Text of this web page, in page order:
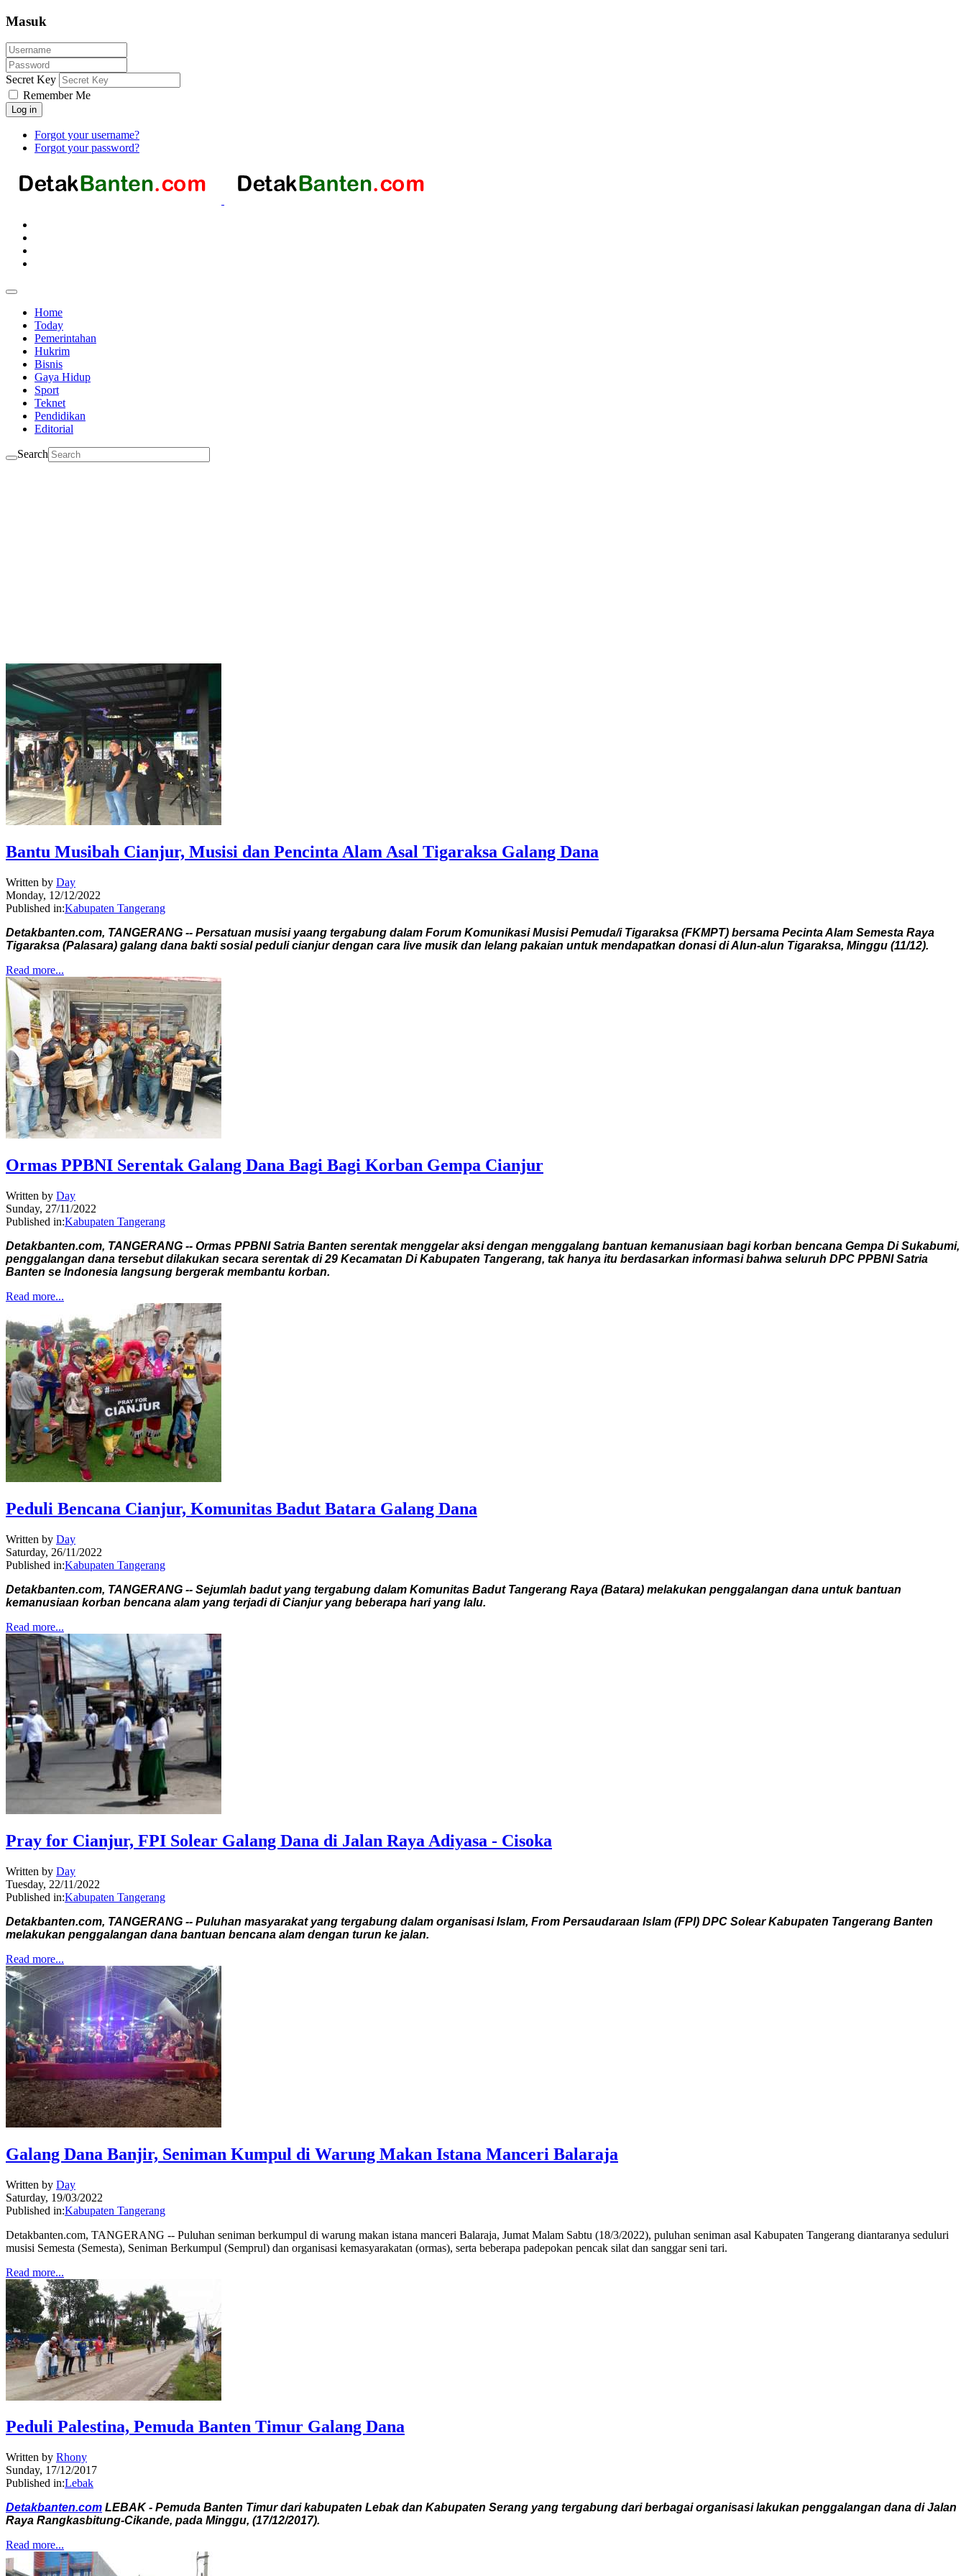
Masuk
Secret Key
Remember Me
Log in
Forgot your username?
Forgot your password?
Home
Today
Pemerintahan
Hukrim
Bisnis
Gaya Hidup
Sport
Teknet
Pendidikan
Editorial
Search
Bantu Musibah Cianjur, Musisi dan Pencinta Alam Asal Tigaraksa Galang Dana
Written by Day
Monday, 12/12/2022
Published in:Kabupaten Tangerang
Detakbanten.com, TANGERANG -- Persatuan musisi yaang tergabung dalam Forum Komunikasi Musisi Pemuda/i Tigaraksa (FKMPT) bersama Pecinta Alam Semesta Raya
Tigaraksa (Palasara) galang dana bakti sosial peduli cianjur dengan cara live musik dan lelang pakaian untuk mendapatkan donasi di Alun-alun Tigaraksa, Minggu (11/12).
Read more...
Ormas PPBNI Serentak Galang Dana Bagi Bagi Korban Gempa Cianjur
Written by Day
Sunday, 27/11/2022
Published in:Kabupaten Tangerang
Detakbanten.com, TANGERANG -- Ormas PPBNI Satria Banten serentak menggelar aksi dengan menggalang bantuan kemanusiaan bagi korban bencana Gempa Di Sukabumi,
penggalangan dana tersebut dilakukan secara serentak di 29 Kecamatan Di Kabupaten Tangerang, tak hanya itu berdasarkan informasi bahwa seluruh DPC PPBNI Satria
Banten se Indonesia langsung bergerak membantu korban.
Read more...
Peduli Bencana Cianjur, Komunitas Badut Batara Galang Dana
Written by Day
Saturday, 26/11/2022
Published in:Kabupaten Tangerang
Detakbanten.com, TANGERANG -- Sejumlah badut yang tergabung dalam Komunitas Badut Tangerang Raya (Batara) melakukan penggalangan dana untuk bantuan
kemanusiaan korban bencana alam yang terjadi di Cianjur yang beberapa hari yang lalu.
Read more...
Pray for Cianjur, FPI Solear Galang Dana di Jalan Raya Adiyasa - Cisoka
Written by Day
Tuesday, 22/11/2022
Published in:Kabupaten Tangerang
Detakbanten.com, TANGERANG -- Puluhan masyarakat yang tergabung dalam organisasi Islam, From Persaudaraan Islam (FPI) DPC Solear Kabupaten Tangerang Banten
melakukan penggalangan dana bantuan bencana alam dengan turun ke jalan.
Read more...
Galang Dana Banjir, Seniman Kumpul di Warung Makan Istana Manceri Balaraja
Written by Day
Saturday, 19/03/2022
Published in:Kabupaten Tangerang
Detakbanten.com, TANGERANG -- Puluhan seniman berkumpul di warung makan istana manceri Balaraja, Jumat Malam Sabtu (18/3/2022), puluhan seniman asal Kabupaten Tangerang diantaranya seduluri
musisi Semesta (Semesta), Seniman Berkumpul (Semprul) dan organisasi kemasyarakatan (ormas), serta beberapa padepokan pencak silat dan sanggar seni tari.
Read more...
Peduli Palestina, Pemuda Banten Timur Galang Dana
Written by Rhony
Sunday, 17/12/2017
Published in:Lebak
Detakbanten.com LEBAK - Pemuda Banten Timur dari kabupaten Lebak dan Kabupaten Serang yang tergabung dari berbagai organisasi lakukan penggalangan dana di Jalan
Raya Rangkasbitung-Cikande, pada Minggu, (17/12/2017).
Read more...